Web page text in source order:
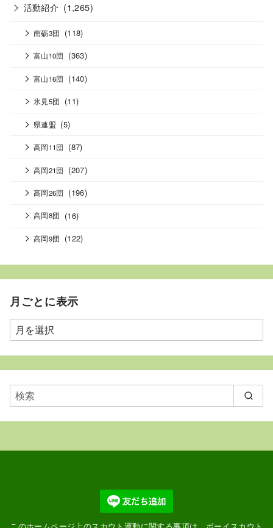
活動紹介 (1,265)
南砺3団 (118)
富山10団 (363)
富山16団 (140)
氷見5団 (11)
県連盟 (5)
高岡11団 (87)
高岡21団 (207)
高岡26団 (196)
高岡8団 (16)
高岡9団 (122)
月ごとに表示
月
ご
と
表
示
このホームページ上のスカウト運動に関する事項は、ボーイスカウト